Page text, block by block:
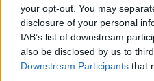
your opt-out. You may
disclosure of your personal
IAB’s list of downstream
also be disclosed by us to
Downstream Participants that
Col de Grimone
1318
Col de la Biche
1310
Col de Guéry
1268